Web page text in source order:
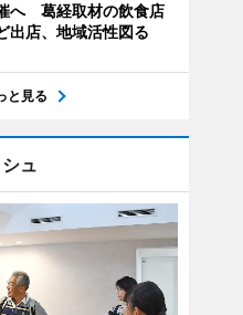
へ 葛経取材の飲食店
出店、地域活性図る
と見る
ュ